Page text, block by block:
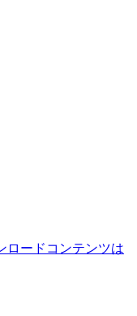
ロードコンテンツは